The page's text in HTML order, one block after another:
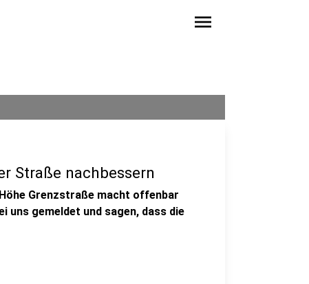
menu
Straße nachbessern
Grenzstraße macht offenbar
uns gemeldet und sagen, dass die